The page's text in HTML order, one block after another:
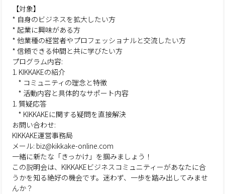
【対象】
* 自身のビジネスを拡大したい方
* 起業に興味がある方
* 他業種の経営者やプロフェッショナルと交流したい方
* 信頼できる仲間と共に学びたい方
プログラム内容:
1. KIKKAKEの紹介
* コミュニティの理念と特徴
* 活動内容と具体的なサポート内容
1. 質疑応答
* KIKKAKEに関する疑問を直接解決
お問い合わせ:
KIKKAKE運営事務局
メール: biz@kikkake-online.com
一緒に新たな「きっかけ」を掴みましょう！
この説明会は、KIKKAKEビジネスコミュニティーがあなたに合
うかを知る絶好の機会です。迷わず、一歩を踏み出してみませ
んか？